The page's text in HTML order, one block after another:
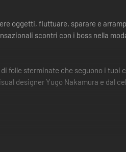
oggetti, fluttuare, sparare e
scontri con i boss nella
folle sterminate che seguono i tuoi
designer Yugo Nakamura e dal
da altri utenti non sono più